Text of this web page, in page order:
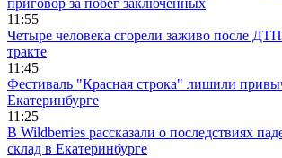
приговор за побег заключенных
11:55
Четыре человека сгорели заживо после
тракте
11:45
Фестиваль "Красная строка" лишили
Екатеринбурге
11:25
В Wildberries рассказали о последствиях
склад в Екатеринбурге